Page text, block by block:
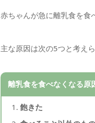
赤ちゃんが急に離乳食を食
主な原因は次の5つと考えら
離乳食を食べなくなる原
飽きた